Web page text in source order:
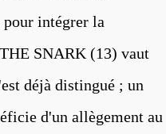
pour intégrer la
SNARK (13) vaut
déjà distingué ; un
d'un allègement au